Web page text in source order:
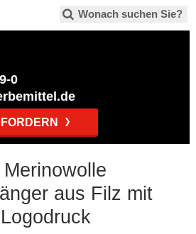
0
aus Filz mit